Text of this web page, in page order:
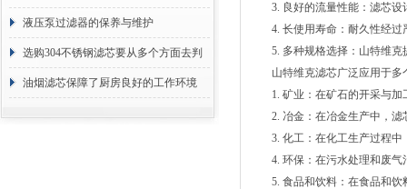
液压泵过滤器的保养与维护
选购304不锈钢滤芯要从多个方面去判
断
油烟滤芯保障了厨房良好的工作环境
3. 良好的流量性能：滤芯设
4. 长使用寿命：耐久性经过
5. 多种规格选择：山特维克
山特维克滤芯广泛应用于多
1. 矿业：在矿石的开采与加
2. 冶金：在冶金生产中，滤
3. 化工：在化工生产过程中
4. 环保：在污水处理和废气
5. 食品和饮料：在食品和饮